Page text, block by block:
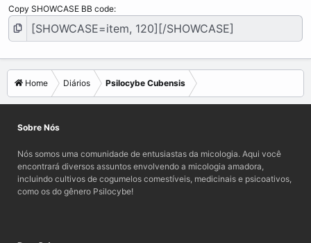
Copy SHOWCASE BB code
Home Diários Psilocybe Cubensis
Sobre Nós
Nós somos uma comunidade de entusiastas da micologia. Aqui você
encontrará diversos assuntos envolvendo a micologia amadora,
incluindo cultivos de cogumelos comestíveis, medicinais e psicoativos,
como os do gênero Psilocybe!